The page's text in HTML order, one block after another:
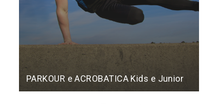
PARKOUR e ACROBATICA Kids e Junior